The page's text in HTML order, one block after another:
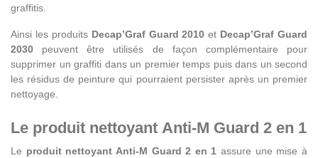
graffitis.
Ainsi les produits Decap’Graf Guard 2010 et Decap’Graf Guard
2030 peuvent être utilisés de façon complémentaire pour
supprimer un graffiti dans un premier temps puis dans un second
les résidus de peinture qui pourraient persister après un premier
nettoyage.
Le produit nettoyant Anti-M Guard 2 en 1
Le produit nettoyant Anti-M Guard 2 en 1 assure une mise à